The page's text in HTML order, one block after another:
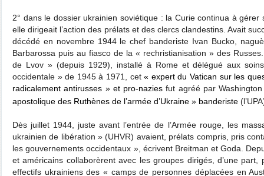
2° dans le dossier ukrainien soviétique : la Curie continua à
elle dirigeait l’action des prélats et des clercs clandestins. Avait
décédé en novembre 1944 le chef banderiste Ivan Bucko,
Barbarossa puis au fiasco de la « rechristianisation » des
de Lvov » (depuis 1929), installé à Rome et délégué aux
occidentale » de 1945 à 1971, cet« expert du Vatican sur les
radicalement antirusses » et pro-nazies fut agréé par
apostolique des Ruthènes de l’armée d’Ukraine » banderiste
Dès juillet 1944, juste avant l’entrée de l’Armée rouge, les
ukrainien de libération » (UHVR) avaient, prélats compris, pris
les gouvernements occidentaux », écrivent Breitman et Goda.
et américains collaborèrent avec les groupes dirigés, d’une part,
effectifs ukrainiens des « camps de personnes déplacées en